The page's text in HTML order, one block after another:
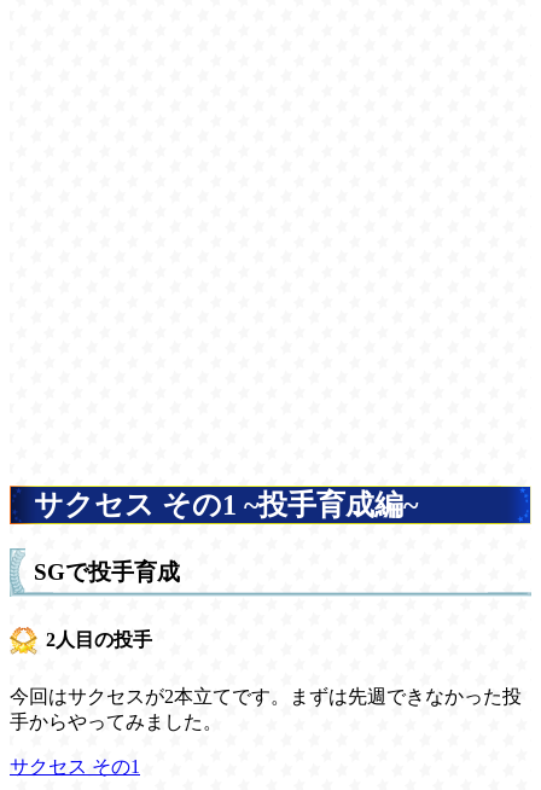
サクセス その1 ~投手育成編~
SGで投手育成
2人目の投手
今回はサクセスが2本立てです。まずは先週できなかった投
手からやってみました。
サクセス その1